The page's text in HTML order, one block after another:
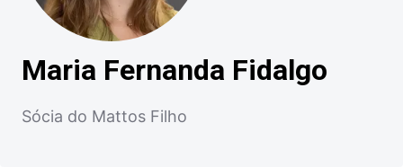
Maria Fernanda Fidalgo
Sócia do Mattos Filho